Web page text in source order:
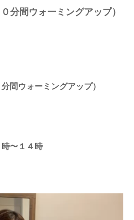
分間ウォーミングアップ）
間ウォーミングアップ）
０時〜１４時